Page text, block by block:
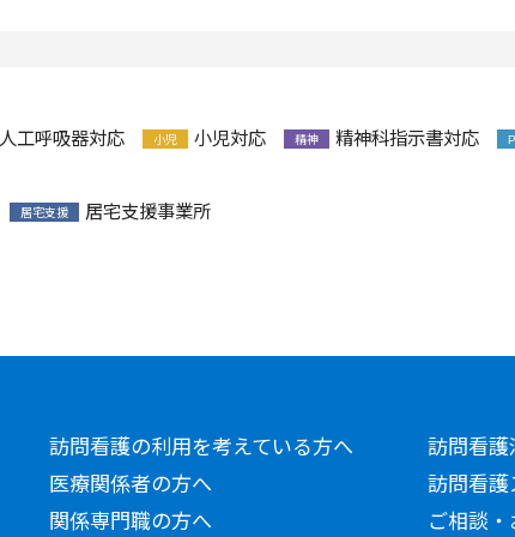
人工呼吸器対応 小児 小児対応 精神 精神科指示書対応
居宅支援 居宅支援事業所
訪問看護の利用を考えている方へ
医療関係者の方へ
関係専門職の方へ
訪問看護
訪問看護
ご相談